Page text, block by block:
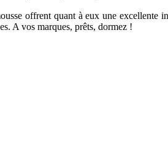
offrent quant à eux une
A vos marques, prêts, dormez !